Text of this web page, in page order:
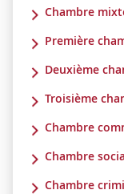
Chambre
Première
Deuxième
Troisième
Chambre
Chambre
Chambre